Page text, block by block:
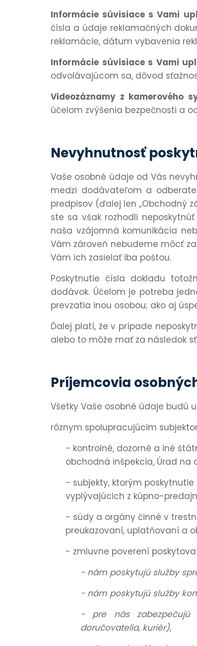
Informácie súvisiace s Vami
čísla a údaje reklamačných
reklamácie, dátum vybavenia
Informácie súvisiace s Vami
odvolávajúcom sa, dôvod
Videozáznamy z kamerového
účelom zvýšenia bezpečnosti a
Nevyhnutnosť
Vaše osobné údaje od Vás
medzi dodávateľom a
predpisov (ďalej len „Obchodný
ste sa však rozhodli
naša vzájomná komunikácia
Vám zároveň nebudeme môcť
Vám ich zasielať iba poštou.
Poskytnutie čísla dokladu
dodávok. Účelom je potreba
prevzatia inou osobou; ako aj
Ďalej platí, že v prípade
alebo to môže mať za následok
Príjemcovia
Všetky Vaše osobné údaje budú
rôznym spolupracujúcim
- kontrolné, dozorné a iné
obchodná inšpekcia, Úrad na
- subjekty, ktorým
vyplývajúcich z kúpno-
- súdy a orgány činné v
preukazovaní, uplatňovaní a
- zmluvne poverení
- nám poskytujú služby
- nám poskytujú služby
- pre nás zabezpečujú
doručovatelia, kuriér),